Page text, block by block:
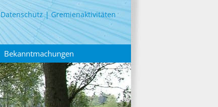
Datenschutz Gremienaktivitäten
Bekanntmachungen